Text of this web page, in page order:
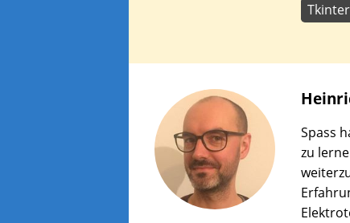
Tkinter
Spass
zu